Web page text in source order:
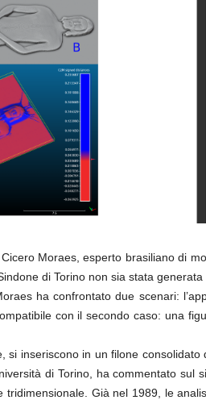
Moraes, esperto brasiliano di
di Torino non sia stata
ha confrontato due scenari:
con il secondo caso: una
inseriscono in un filone
di Torino, ha commentato
Già nel 1989, le